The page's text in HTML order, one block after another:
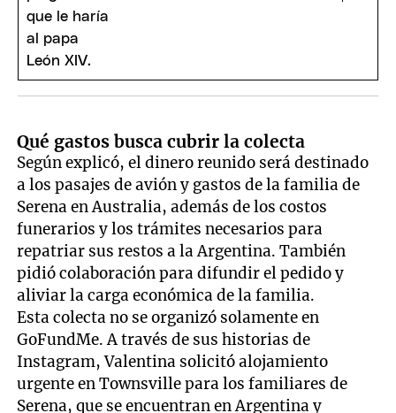
Qué gastos busca cubrir la colecta
Según explicó, el dinero reunido será destinado
a los pasajes de avión y gastos de la familia de
Serena en Australia, además de los costos
funerarios y los trámites necesarios para
repatriar sus restos a la Argentina. También
pidió colaboración para difundir el pedido y
aliviar la carga económica de la familia.
Esta colecta no se organizó solamente en
GoFundMe. A través de sus historias de
Instagram, Valentina solicitó alojamiento
urgente en Townsville para los familiares de
Serena, que se encuentran en Argentina y